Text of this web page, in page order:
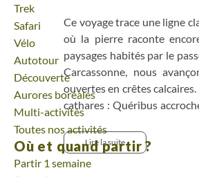
Trek
Safari
Vélo
Autotour
Découverte
Aurores boréales
Multi-activités
Toutes nos activités
Où et quand partir ?
Partir 1 semaine
Ce voyage trace une ligne
où la pierre raconte
paysages habités par le
Carcassonne, nous
ouvertes en crêtes
cathares : Quéribus
marche, ponctué de villages
vers Montségur, posé sur
silence et la vue large
Lire la suite